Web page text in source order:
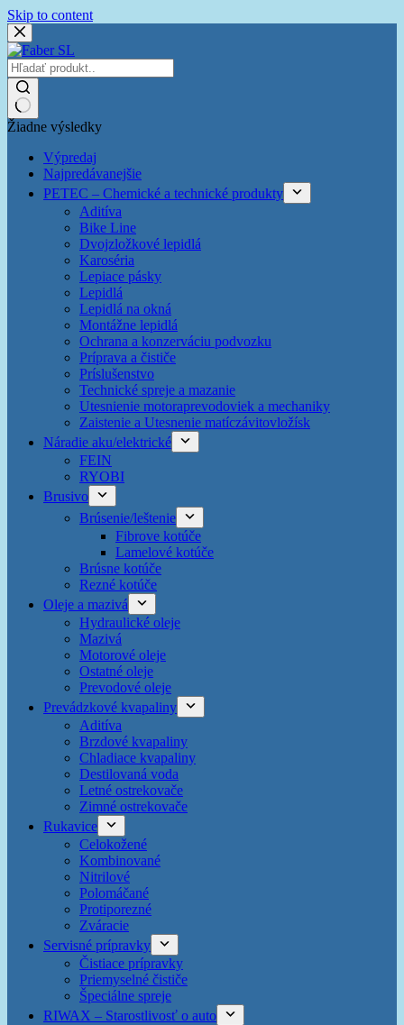
Skip to content
Žiadne výsledky
Výpredaj
Najpredávanejšie
PETEC – Chemické a technické produkty
Aditíva
Bike Line
Dvojzložkové lepidlá
Karoséria
Lepiace pásky
Lepidlá
Lepidlá na okná
Montážne lepidlá
Ochrana a konzerváciu podvozku
Príprava a čističe
Príslušenstvo
Technické spreje a mazanie
Utesnienie motoraprevodoviek a mechaniky
Zaistenie a Utesnenie matíczávitovložísk
Náradie aku/elektrické
FEIN
RYOBI
Brusivo
Brúsenie/leštenie
Fibrove kotúče
Lamelové kotúče
Brúsne kotúče
Rezné kotúče
Oleje a mazivá
Hydraulické oleje
Mazivá
Motorové oleje
Ostatné oleje
Prevodové oleje
Prevádzkové kvapaliny
Aditíva
Brzdové kvapaliny
Chladiace kvapaliny
Destilovaná voda
Letné ostrekovače
Zimné ostrekovače
Rukavice
Celokožené
Kombinované
Nitrilové
Polomáčané
Protiporezné
Zváracie
Servisné prípravky
Čistiace prípravky
Priemyselné čističe
Špeciálne spreje
RIWAX – Starostlivosť o auto